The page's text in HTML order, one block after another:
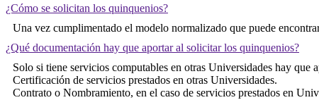
¿Cómo se solicitan los quinquenios?
Una vez cumplimentado el modelo normalizado que puede
¿Qué documentación hay que aportar al solicitar los quinquenios?
Solo si tiene servicios computables en otras Universidades hay que
Certificación de servicios prestados en otras Universidades.
Contrato o Nombramiento, en el caso de servicios prestados en